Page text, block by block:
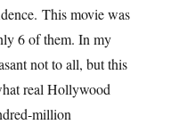
This movie was
6 of them. In my
not to all, but this
real Hollywood
million